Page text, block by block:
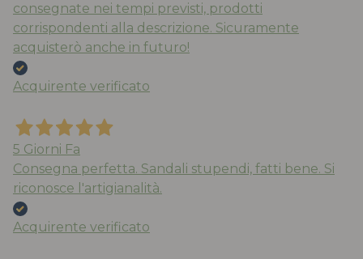
consegnate nei tempi previsti, prodotti
corrispondenti alla descrizione. Sicuramente
acquisterò anche in futuro!
Acquirente verificato
5 Giorni Fa
Consegna perfetta. Sandali stupendi, fatti bene. Si
riconosce l'artigianalità.
Acquirente verificato